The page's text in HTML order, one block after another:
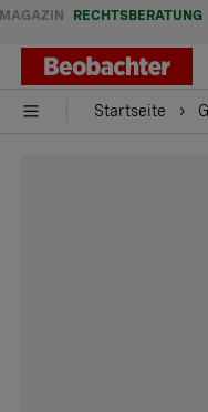
MAGAZIN RECHTSBERATUNG
Startseite